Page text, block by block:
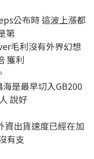
公布時 這波上漲都
第
毛利沒有外界幻想
獲利
是最早切入GB200
說好
資出貨速度已經在加
有支